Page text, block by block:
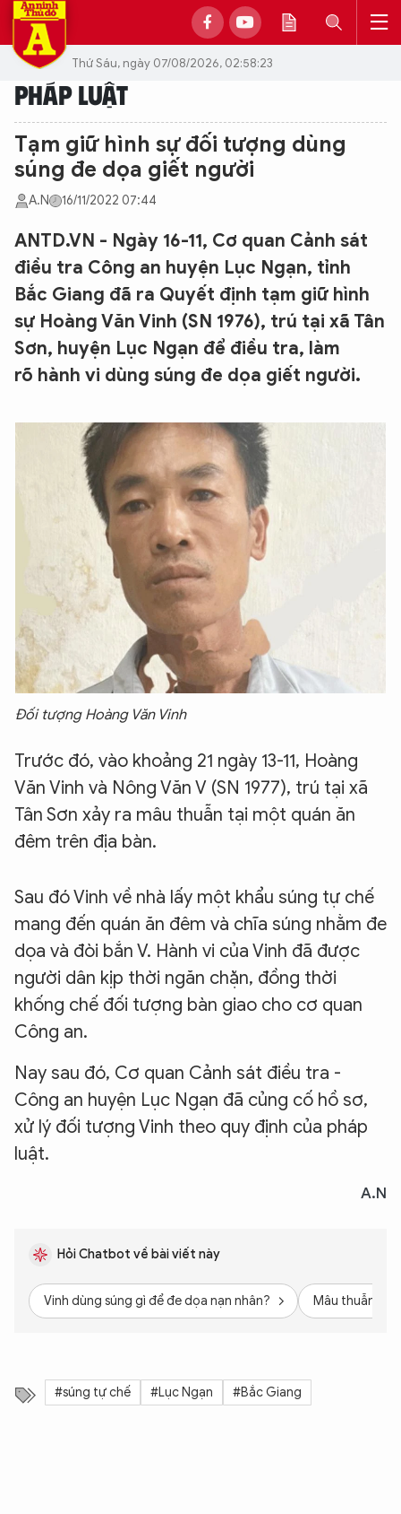
Thứ Sáu, ngày 07/08/2026, 02:58:23
PHÁP LUẬT
Tạm giữ hình sự đối tượng dùng
súng đe dọa giết người
A.N 16/11/2022 07:44
ANTD.VN - Ngày 16-11, Cơ quan Cảnh sát
điều tra Công an huyện Lục Ngạn, tỉnh
Bắc Giang đã ra Quyết định tạm giữ hình
sự Hoàng Văn Vinh (SN 1976), trú tại xã Tân
Sơn, huyện Lục Ngạn để điều tra, làm
rõ hành vi dùng súng đe dọa giết người.
Đối tượng Hoàng Văn Vinh
Trước đó, vào khoảng 21 ngày 13-11, Hoàng
Văn Vinh và Nông Văn V (SN 1977), trú tại xã
Tân Sơn xảy ra mâu thuẫn tại một quán ăn
đêm trên địa bàn.
Sau đó Vinh về nhà lấy một khẩu súng tự chế
mang đến quán ăn đêm và chĩa súng nhằm đe
dọa và đòi bắn V. Hành vi của Vinh đã được
người dân kịp thời ngăn chặn, đồng thời
khống chế đối tượng bàn giao cho cơ quan
Công an.
Nay sau đó, Cơ quan Cảnh sát điều tra -
Công an huyện Lục Ngạn đã củng cố hồ sơ,
xử lý đối tượng Vinh theo quy định của pháp
luật.
A.N
Hỏi Chatbot về bài viết này
Vinh dùng súng gì để đe dọa nạn nhân? Mâu thuẫn
#súng tự chế #Lục Ngạn #Bắc Giang